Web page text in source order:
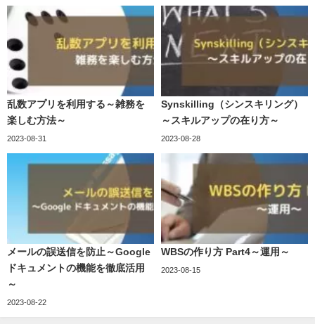
乱数アプリを利用する～雑務を
楽しむ方法～
2023-08-31
Synskilling（シンスキリング）
～スキルアップの在り方～
2023-08-28
メールの誤送信を防止～Google
ドキュメントの機能を徹底活用
～
2023-08-22
WBSの作り方 Part4～運用～
2023-08-15